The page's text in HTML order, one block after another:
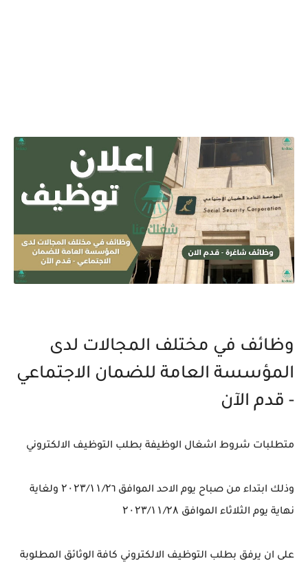
وظائف في مختلف المجالات لدى
المؤسسة العامة للضمان الاجتماعي
- قدم الآن
متطلبات شروط اشغال الوظيفة بطلب التوظيف الالكتروني
‏وذلك ابتداء من صباح يوم الاحد الموافق ۲۰۲۳/۱۱/۲٦ ولغاية
نهاية يوم الثلاثاء الموافق ۲۰۲۳/۱۱/۲۸
على ان يرفق بطلب التوظيف الالكتروني كافة الوثائق المطلوبة